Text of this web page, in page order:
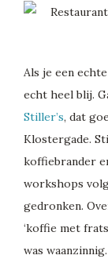
Als je een
echt heel blij.
Stiller’s, dat
Klostergade.
koffiebrander
workshops
gedronken.
‘koffie met
was waanzinnig.